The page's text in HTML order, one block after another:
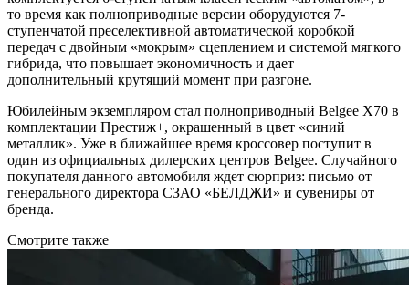
то время как полноприводные версии оборудуются 7-
ступенчатой преселективной автоматической коробкой
передач с двойным «мокрым» сцеплением и системой мягкого
гибрида, что повышает экономичность и дает
дополнительный крутящий момент при разгоне.
Юбилейным экземпляром стал полноприводный Belgee X70 в
комплектации Престиж+, окрашенный в цвет «синий
металлик». Уже в ближайшее время кроссовер поступит в
один из официальных дилерских центров Belgee. Случайного
покупателя данного автомобиля ждет сюрприз: письмо от
генерального директора СЗАО «БЕЛДЖИ» и сувениры от
бренда.
Смотрите также